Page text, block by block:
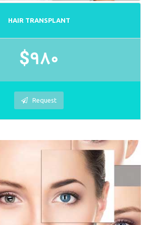
HAIR TRANSPLANT
$980
Request